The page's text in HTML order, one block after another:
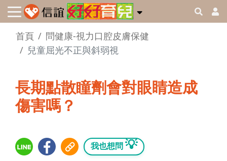
首頁
問健康-視力口腔皮膚保健
兒童屈光不正與斜弱視
長期點散瞳劑會對眼睛造成
傷害嗎？
我也想問 💡